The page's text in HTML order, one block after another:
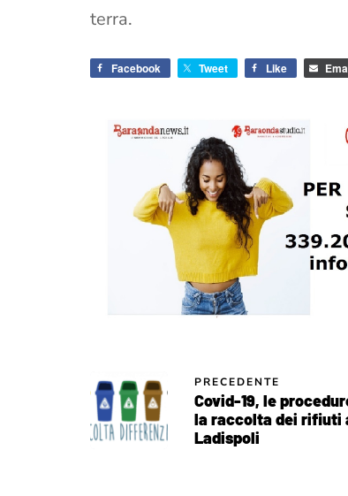
terra.
Facebook Tweet Like
PRECEDENTE
Covid-19, le
la raccolta dei rifiuti
Ladispoli